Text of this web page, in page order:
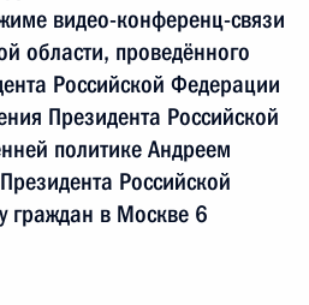
видео-конференц-связи
области, проведённого
Российской Федерации
Президента Российской
политике Андреем
Российской
граждан в Москве 6